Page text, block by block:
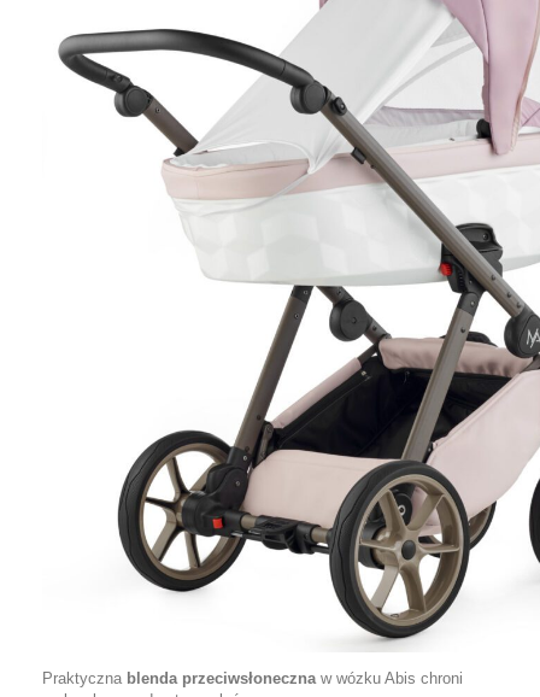
Praktyczna blenda przeciwsłonecznaw wózku Abis chroni